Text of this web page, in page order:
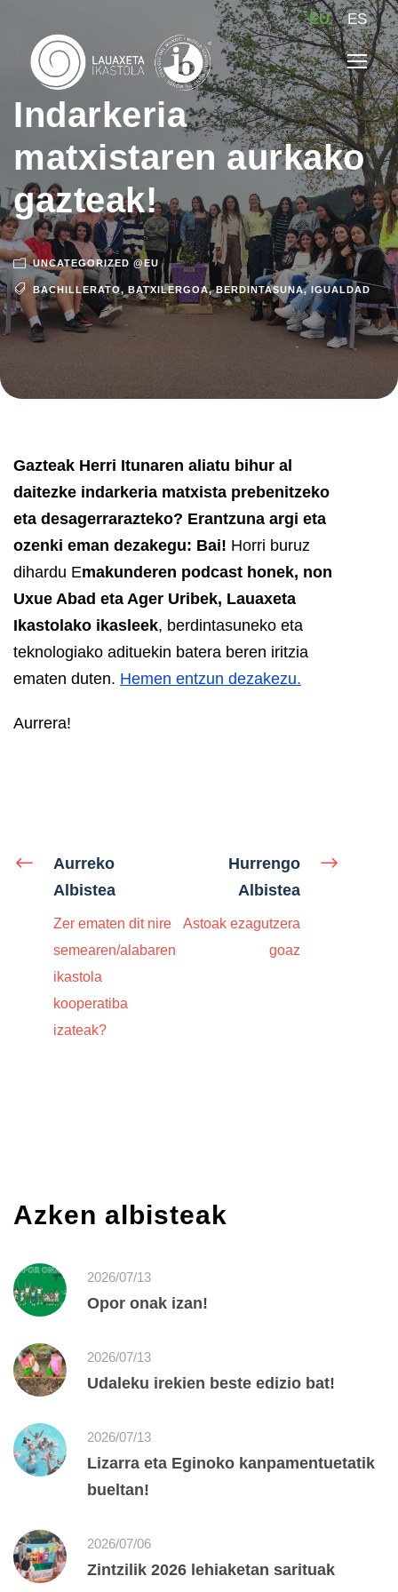
EU ES
Indarkeria
matxistaren aurkako
gazteak!
UNCATEGORIZED @EU
BACHILLERATO, BATXILERGOA, BERDINTASUNA, IGUALDAD
Gazteak Herri Itunaren aliatu bihur al
daitezke indarkeria matxista prebenitzeko
eta desagerrarazteko? Erantzuna argi eta
ozenki eman dezakegu: Bai! Horri buruz
dihardu Emakunderen podcast honek, non
Uxue Abad eta Ager Uribek, Lauaxeta
Ikastolako ikasleek, berdintasuneko eta
teknologiako adituekin batera beren iritzia
ematen duten. Hemen entzun dezakezu.
Aurrera!
Aurreko
Albistea
Zer ematen dit nire
semearen/alabaren
ikastola
kooperatiba
izateak?
Hurrengo
Albistea
Astoak ezagutzera
goaz
Azken albisteak
2026/07/13
Opor onak izan!
2026/07/13
Udaleku irekien beste edizio bat!
2026/07/13
Lizarra eta Eginoko kanpamentuetatik
bueltan!
2026/07/06
Zintzilik 2026 lehiaketan sarituak